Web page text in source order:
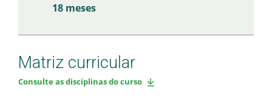
18 meses
Matriz curricular
Consulte as disciplinas do curso